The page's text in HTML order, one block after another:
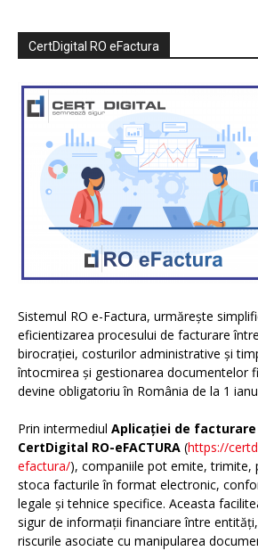
CertDigital RO eFactura
Sistemul RO e-Factura, urmărește
eficientizarea procesului de facturare
birocrației, costurilor administrative și
întocmirea și gestionarea documentelor
devine obligatoriu în România de la 1
Prin intermediul Aplicației de
CertDigital RO-eFACTURA (https://
efactura/), companiile pot emite, trimite,
stoca facturile în format electronic,
legale și tehnice specifice. Aceasta
sigur de informații financiare între
riscurile asociate cu manipularea